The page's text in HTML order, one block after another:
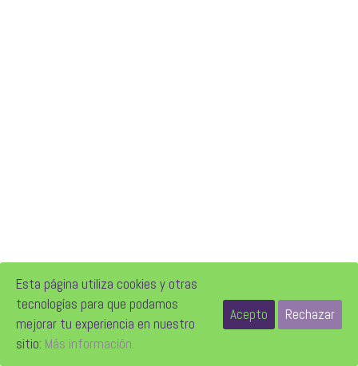
Esta página utiliza cookies y otras
tecnologías para que podamos
mejorar tu experiencia en nuestro
sitio: Más información.
Acepto Rechazar